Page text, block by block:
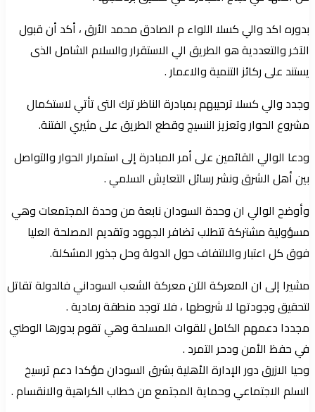
بدوره اكد والي كسلا اللواء م الصادق محمد الأرق ، أكد أن قبول
الآخر والتعددية هو الطريق الي الاستقرار والسلام الشامل الذى
يستند على ركائز التنمية والاعمار .
وجدد والي كسلا ترحيبهم بمبادرة الناظر ترك التى تأتي لاستكمال
مشروع الحوار وتعزيز النسيج وقطع الطريق على مثيري الفتنة.
ودعا الوالي القائمين على أمر المبادرة إلى استمرار الحوار والتواصل
بين أهل الشرق ونشر رسائل التعايش السلمي .
وأوضح الوالي ان وحدة السودان نابعة من وحدة المجتمعات وهي
مسؤولية مشتركة تتطلب تضافر الجهود وتقديم المصلحة العليا
فوق كل اعتبار والالتفاف حول الدولة وحل جذور المشكلة.
مشيرا إلى ان المعركة الآن معركة الشعب السوداني فالدولة تقاتل
لتحقيق وجودتها لا شروطها ، فلا توجد منطقة رمادية .
مجددا دعمهم الكامل للقوات المسلحة وهي تقوم بدورها الوطني
في حفظ الأمن ودحر التمرد .
وحيا الازرق دور الإدارة الأهلية بشرق السودان مؤكدا دعم ترسيخ
السلم الاجتماعي وحماية المجتمع من خطاب الكراهية والانقسام .